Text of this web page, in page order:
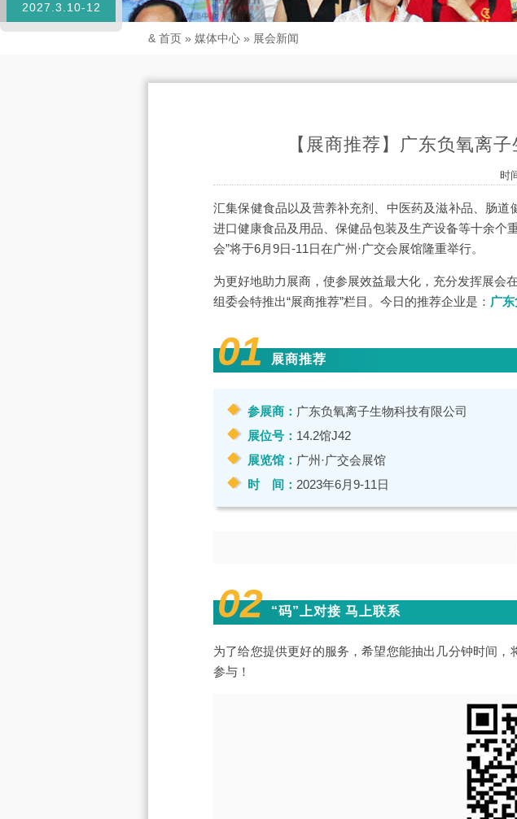
2027.3.10-12
& 首页 » 媒体中心 » 展会新闻
【展商推荐】广东负氧离
时
汇集保健食品以及营养补充剂、中医药及滋补品、肠道
进口健康食品及用品、保健品包装及生产设备等十余个
会”将于6月9日-11日在广州·广交会展馆隆重举行。
为更好地助力展商，使参展效益最大化，充分发挥展会
组委会特推出“展商推荐”栏目。今日的推荐企业是： 广
01 展商推荐
参展商： 广东负氧离子生物科技有限公司
展位号： 14.2馆J42
展览馆： 广州·广交会展馆
时 间： 2023年6月9-11日
02 “码”上对接 马上联系
为了给您提供更好的服务，希望您能抽出几分钟时间
参与！